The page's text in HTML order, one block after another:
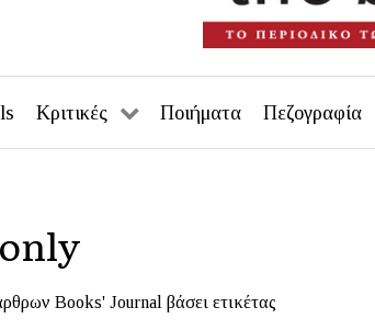
Κριτικές Ποιήματα Πεζογραφία
Books' Journal βάσει ετικέτας